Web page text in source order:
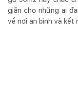
giãn cho những ai
về nơi an bình và kết